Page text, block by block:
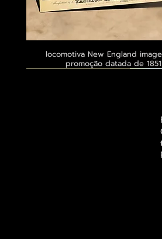
Visualização rápida
locomotiva New England
promoção datada de 1851